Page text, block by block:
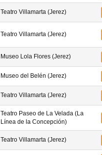
Teatro Villamarta (Jerez)
Teatro Villamarta (Jerez)
Museo Lola Flores (Jerez)
Museo del Belén (Jerez)
Teatro Villamarta (Jerez)
Teatro Paseo de La Velada (La
Línea de la Concepción)
Teatro Villamarta (Jerez)